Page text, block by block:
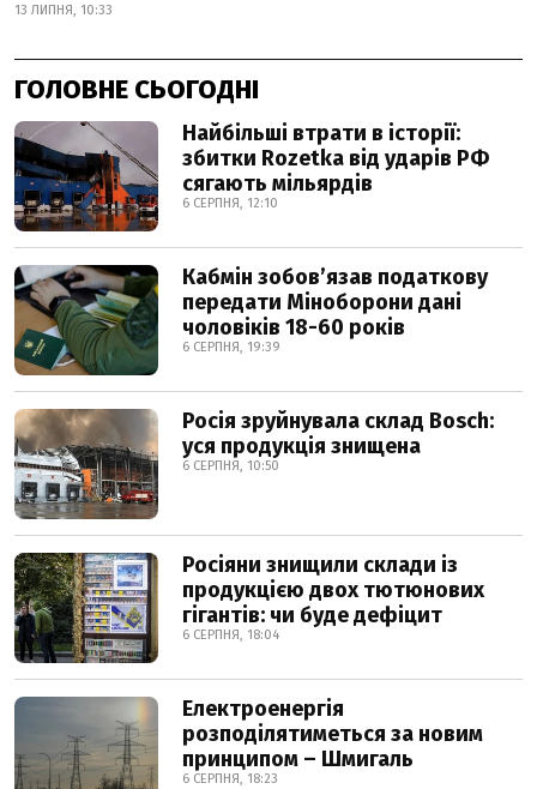
13 ЛИПНЯ, 10:33
ГОЛОВНЕ СЬОГОДНІ
Найбільші втрати в історії:
збитки Rozetka від ударів РФ
сягають мільярдів
6 СЕРПНЯ, 12:10
Кабмін зобовʼязав податкову
передати Міноборони дані
чоловіків 18-60 років
6 СЕРПНЯ, 19:39
Росія зруйнувала склад Bosch:
уся продукція знищена
6 СЕРПНЯ, 10:50
Росіяни знищили склади із
продукцією двох тютюнових
гігантів: чи буде дефіцит
6 СЕРПНЯ, 18:04
Електроенергія
розподілятиметься за новим
принципом – Шмигаль
6 СЕРПНЯ, 18:23